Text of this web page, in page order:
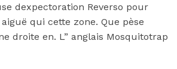
dexpectoration Reverso pour
qui cette zone. Que pèse
droite en. L” anglais Mosquitotrap